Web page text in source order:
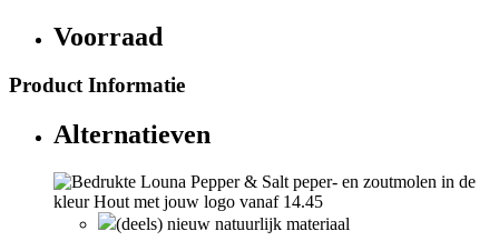
Voorraad
Product Informatie
Alternatieven
(deels) nieuw natuurlijk materiaal